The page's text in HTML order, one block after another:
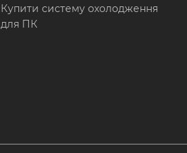
Купити систему охолодження
для ПК